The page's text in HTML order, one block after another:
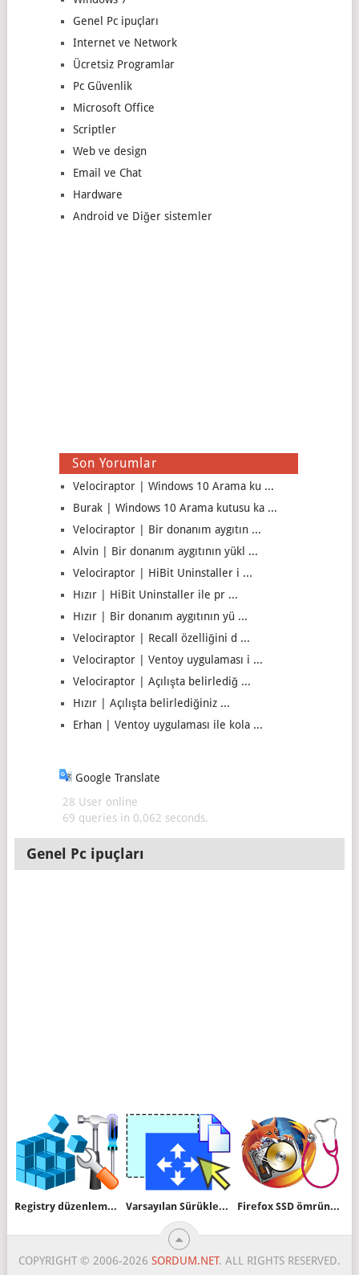
Genel Pc ipuçları
Internet ve Network
Ücretsiz Programlar
Pc Güvenlik
Microsoft Office
Scriptler
Web ve design
Email ve Chat
Hardware
Android ve Diğer sistemler
Son Yorumlar
Velociraptor | Windows 10 Arama ku ...
Burak | Windows 10 Arama kutusu ka ...
Velociraptor | Bir donanım aygıtın ...
Alvin | Bir donanım aygıtının yükl ...
Velociraptor | HiBit Uninstaller i ...
Hızır | HiBit Uninstaller ile pr ...
Hızır | Bir donanım aygıtının yü ...
Velociraptor | Recall özelliğini d ...
Velociraptor | Ventoy uygulaması i ...
Velociraptor | Açılışta belirlediğ ...
Hızır | Açılışta belirlediğiniz ...
Erhan | Ventoy uygulaması ile kola ...
Google Translate
28 User online
69 queries in 0,062 seconds.
Genel Pc ipuçları
Registry düzenlemede seçenekler Varsayılan Sürükle ve Bırak Eylemini değiştirin Firefox SSD ömrünü kısaltıyor
COPYRIGHT © 2006-2026 SORDUM.NET. ALL RIGHTS RESERVED.